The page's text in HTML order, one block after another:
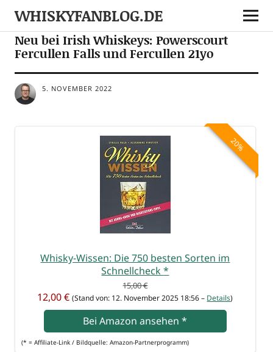
WHISKYFANBLOG.DE
NEWS NOTES
Neu bei Irish Whiskeys: Powerscourt
Fercullen Falls und Fercullen 21yo
5. NOVEMBER 2022
20%
Whis­ky-Wis­sen: Die 750 bes­ten Sor­ten im
Schnell­ch­eck*
15,00 €
12,00 € (Stand von: 12. Novem­ber 2025 18:56 – Details)
Bei Ama­zon anse­hen*
(* = Affi­lia­te-Link / Bild­quel­le: Amazon-Partnerprogramm)